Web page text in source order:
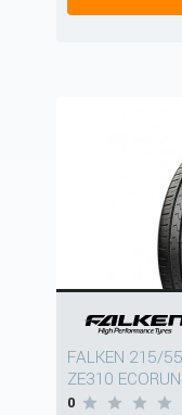
FALKEN 215/
ZE310
0